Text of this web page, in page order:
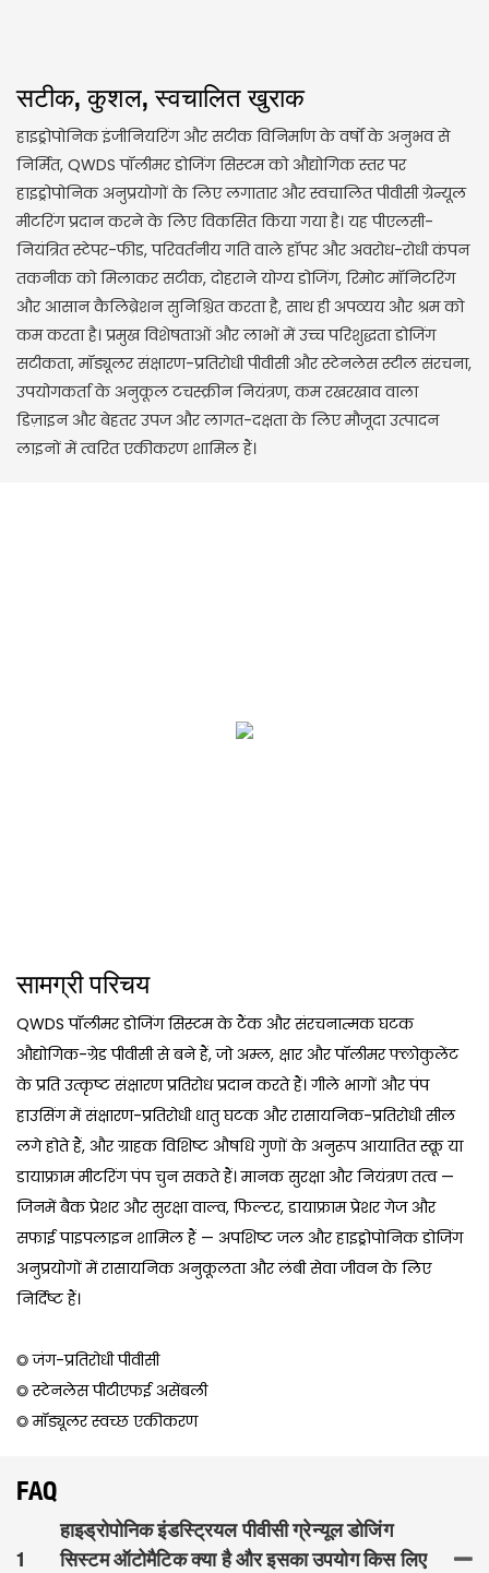
सटीक, कुशल, स्वचालित खुराक
हाइड्रोपोनिक इंजीनियरिंग और सटीक विनिर्माण के वर्षों के अनुभव से
निर्मित, QWDS पॉलीमर डोजिंग सिस्टम को औद्योगिक स्तर पर
हाइड्रोपोनिक अनुप्रयोगों के लिए लगातार और स्वचालित पीवीसी ग्रेन्यूल
मीटरिंग प्रदान करने के लिए विकसित किया गया है। यह पीएलसी-
नियंत्रित स्टेपर-फीड, परिवर्तनीय गति वाले हॉपर और अवरोध-रोधी कंपन
तकनीक को मिलाकर सटीक, दोहराने योग्य डोजिंग, रिमोट मॉनिटरिंग
और आसान कैलिब्रेशन सुनिश्चित करता है, साथ ही अपव्यय और श्रम को
कम करता है। प्रमुख विशेषताओं और लाभों में उच्च परिशुद्धता डोजिंग
सटीकता, मॉड्यूलर संक्षारण-प्रतिरोधी पीवीसी और स्टेनलेस स्टील संरचना,
उपयोगकर्ता के अनुकूल टचस्क्रीन नियंत्रण, कम रखरखाव वाला
डिज़ाइन और बेहतर उपज और लागत-दक्षता के लिए मौजूदा उत्पादन
लाइनों में त्वरित एकीकरण शामिल हैं।
सामग्री परिचय
QWDS पॉलीमर डोजिंग सिस्टम के टैंक और संरचनात्मक घटक
औद्योगिक-ग्रेड पीवीसी से बने हैं, जो अम्ल, क्षार और पॉलीमर फ्लोकुलेंट
के प्रति उत्कृष्ट संक्षारण प्रतिरोध प्रदान करते हैं। गीले भागों और पंप
हाउसिंग में संक्षारण-प्रतिरोधी धातु घटक और रासायनिक-प्रतिरोधी सील
लगे होते हैं, और ग्राहक विशिष्ट औषधि गुणों के अनुरूप आयातित स्क्रू या
डायाफ्राम मीटरिंग पंप चुन सकते हैं। मानक सुरक्षा और नियंत्रण तत्व —
जिनमें बैक प्रेशर और सुरक्षा वाल्व, फिल्टर, डायाफ्राम प्रेशर गेज और
सफाई पाइपलाइन शामिल हैं — अपशिष्ट जल और हाइड्रोपोनिक डोजिंग
अनुप्रयोगों में रासायनिक अनुकूलता और लंबी सेवा जीवन के लिए
निर्दिष्ट हैं।
◎ जंग-प्रतिरोधी पीवीसी
◎ स्टेनलेस पीटीएफई असेंबली
◎ मॉड्यूलर स्वच्छ एकीकरण
FAQ
1
हाइड्रोपोनिक इंडस्ट्रियल पीवीसी ग्रेन्यूल डोजिंग
सिस्टम ऑटोमैटिक क्या है और इसका उपयोग किस लिए